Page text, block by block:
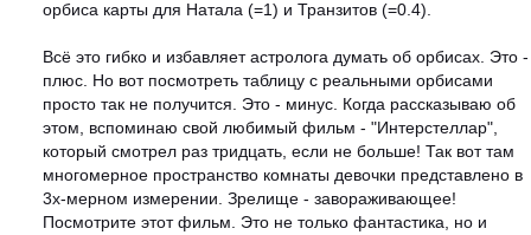
орбиса карты для Натала (=1) и Транзитов (=0.4).
Всё это гибко и избавляет астролога думать об орбисах. Это -
плюс. Но вот посмотреть таблицу с реальными орбисами
просто так не получится. Это - минус. Когда рассказываю об
этом, вспоминаю свой любимый фильм - "Интерстеллар",
который смотрел раз тридцать, если не больше! Так вот там
многомерное пространство комнаты девочки представлено в
3х-мерном измерении. Зрелище - завораживающее!
Посмотрите этот фильм. Это не только фантастика, но и